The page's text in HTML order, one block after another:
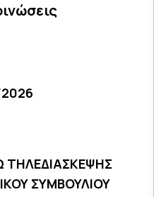
ΤΗΛΕΔΙΑΣΚΕΨΗΣ
ΣΥΜΒΟΥΛΙΟΥ